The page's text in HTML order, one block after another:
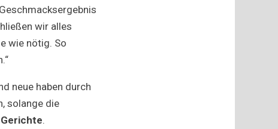
wir alles
wie nötig. So
neue haben durch
solange die
.